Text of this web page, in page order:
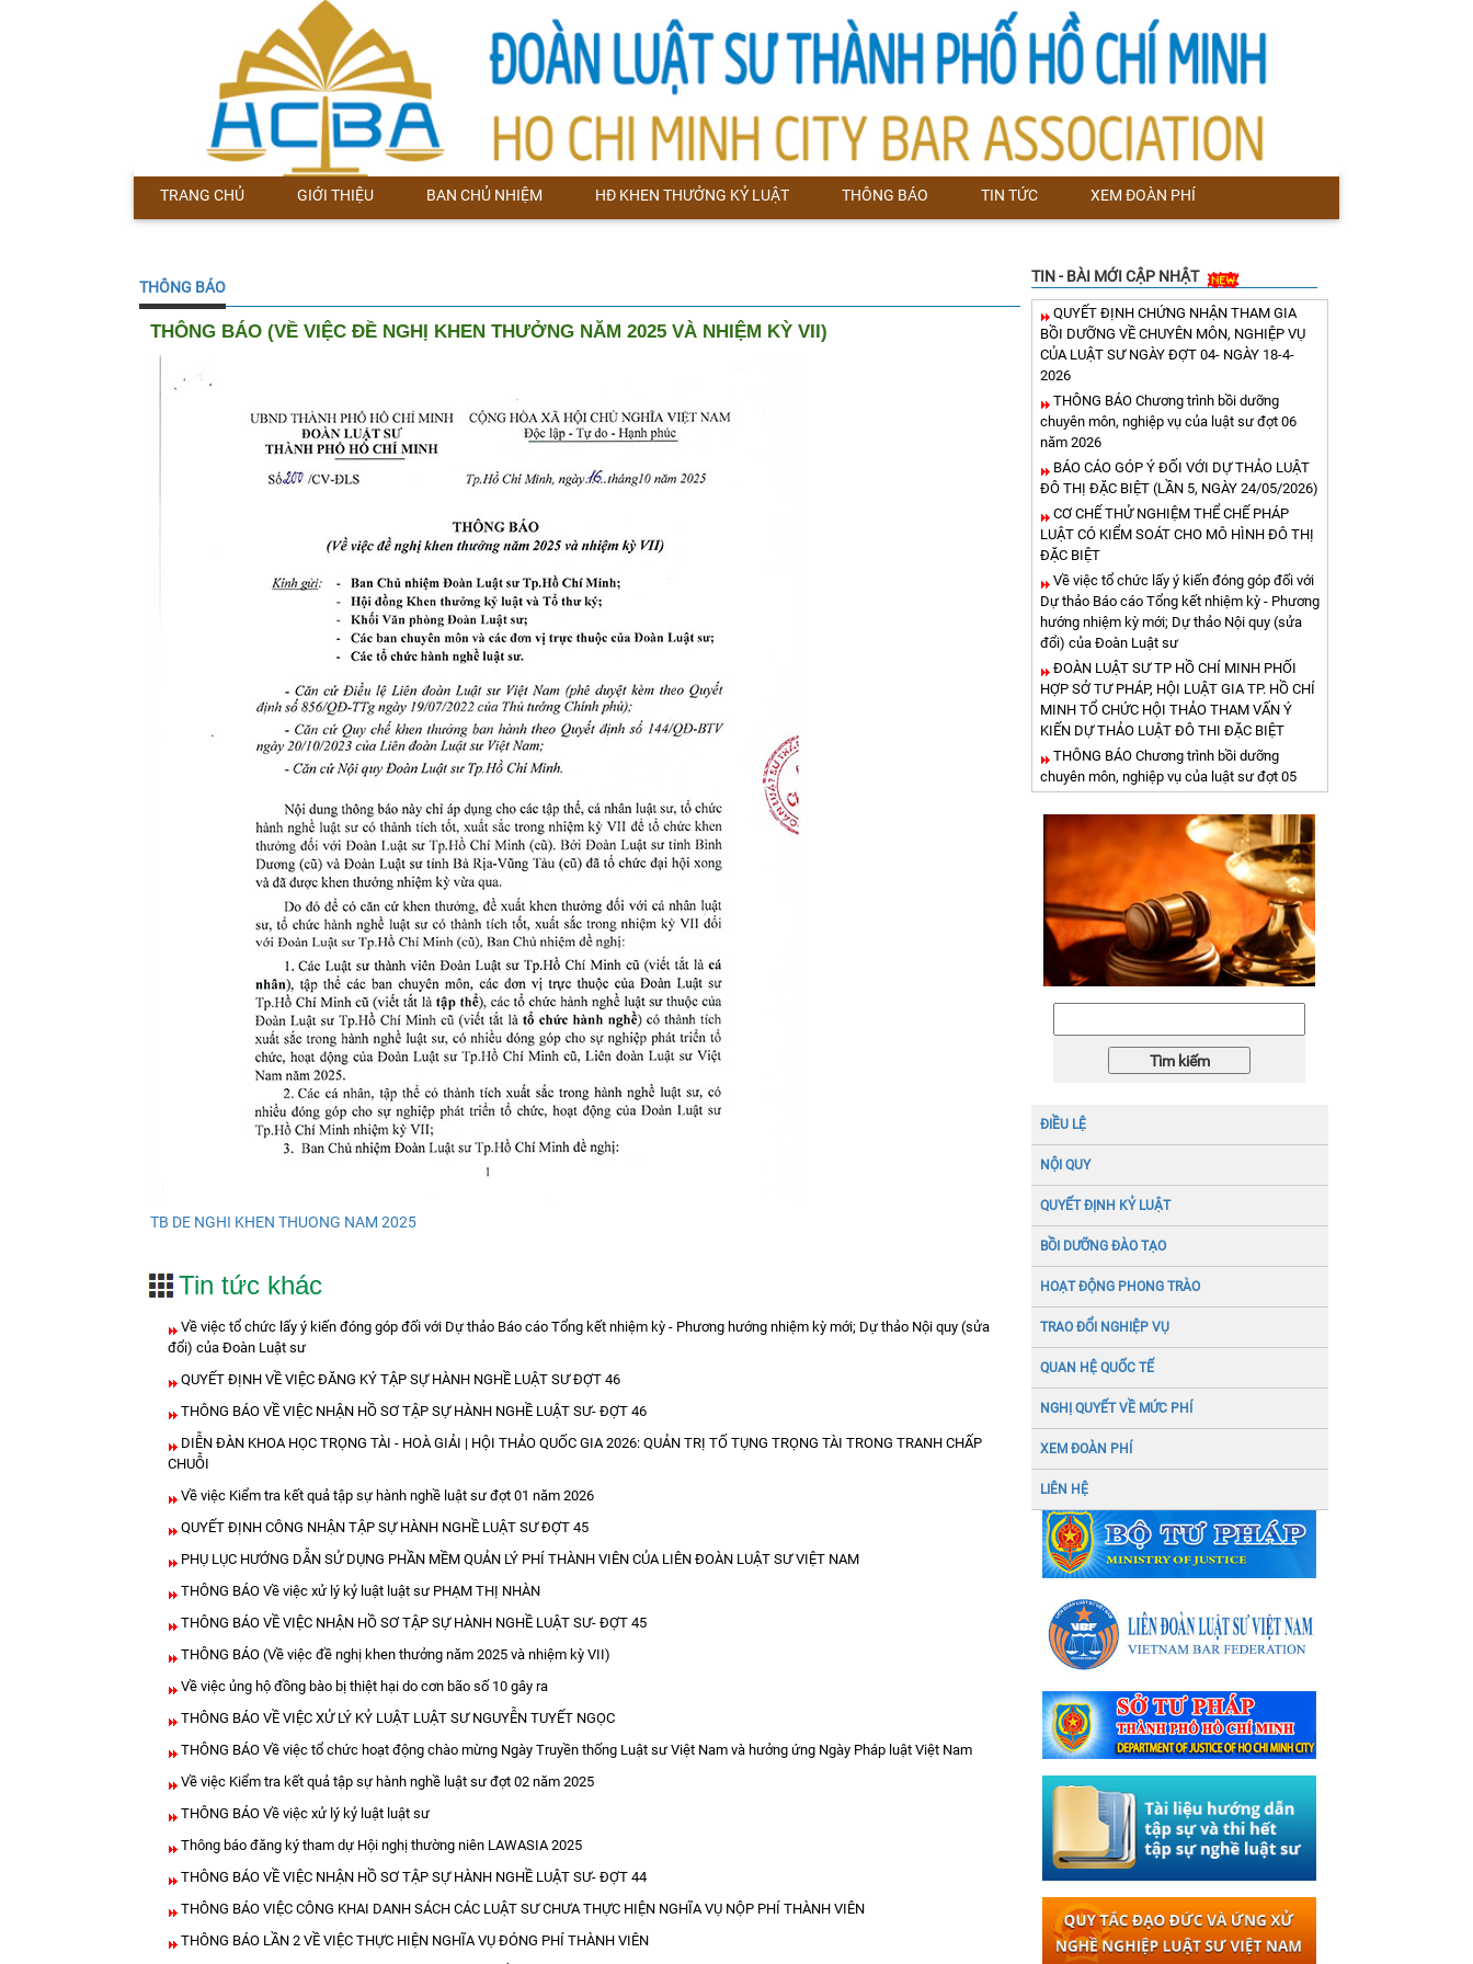
TRANG CHỦ GIỚI THIỆU BAN CHỦ NHIỆM HĐ KHEN THƯỞNG KỶ LUẬT THÔNG BÁO TIN TỨC XEM ĐOÀN PHÍ
THÔNG BÁO
THÔNG BÁO (VỀ VIỆC ĐỀ NGHỊ KHEN THƯỞNG NĂM 2025 VÀ NHIỆM KỲ VII)
TB DE NGHI KHEN THUONG NAM 2025
Tin tức khác
Về việc tổ chức lấy ý kiến đóng góp đối với Dự thảo Báo cáo Tổng kết nhiệm kỳ - Phương hướng nhiệm kỳ mới; Dự thảo Nội quy (sửa
đổi) của Đoàn Luật sư
QUYẾT ĐỊNH VỀ VIỆC ĐĂNG KÝ TẬP SỰ HÀNH NGHỀ LUẬT SƯ ĐỢT 46
THÔNG BÁO VỀ VIỆC NHẬN HỒ SƠ TẬP SỰ HÀNH NGHỀ LUẬT SƯ- ĐỢT 46
DIỄN ĐÀN KHOA HỌC TRỌNG TÀI - HOÀ GIẢI | HỘI THẢO QUỐC GIA 2026: QUẢN TRỊ TỐ TỤNG TRỌNG TÀI TRONG TRANH CHẤP
CHUỖI
Về việc Kiểm tra kết quả tập sự hành nghề luật sư đợt 01 năm 2026
QUYẾT ĐỊNH CÔNG NHẬN TẬP SỰ HÀNH NGHỀ LUẬT SƯ ĐỢT 45
PHỤ LỤC HƯỚNG DẪN SỬ DỤNG PHẦN MỀM QUẢN LÝ PHÍ THÀNH VIÊN CỦA LIÊN ĐOÀN LUẬT SƯ VIỆT NAM
THÔNG BÁO Về việc xử lý kỷ luật luật sư PHẠM THỊ NHÀN
THÔNG BÁO VỀ VIỆC NHẬN HỒ SƠ TẬP SỰ HÀNH NGHỀ LUẬT SƯ- ĐỢT 45
THÔNG BÁO (Về việc đề nghị khen thưởng năm 2025 và nhiệm kỳ VII)
Về việc ủng hộ đồng bào bị thiệt hại do cơn bão số 10 gây ra
THÔNG BÁO VỀ VIỆC XỬ LÝ KỶ LUẬT LUẬT SƯ NGUYỄN TUYẾT NGỌC
THÔNG BÁO Về việc tổ chức hoạt động chào mừng Ngày Truyền thống Luật sư Việt Nam và hưởng ứng Ngày Pháp luật Việt Nam
Về việc Kiểm tra kết quả tập sự hành nghề luật sư đợt 02 năm 2025
THÔNG BÁO Về việc xử lý kỷ luật luật sư
Thông báo đăng ký tham dự Hội nghị thường niên LAWASIA 2025
THÔNG BÁO VỀ VIỆC NHẬN HỒ SƠ TẬP SỰ HÀNH NGHỀ LUẬT SƯ- ĐỢT 44
THÔNG BÁO VIỆC CÔNG KHAI DANH SÁCH CÁC LUẬT SƯ CHƯA THỰC HIỆN NGHĨA VỤ NỘP PHÍ THÀNH VIÊN
THÔNG BÁO LẦN 2 VỀ VIỆC THỰC HIỆN NGHĨA VỤ ĐÓNG PHÍ THÀNH VIÊN
TIN - BÀI MỚI CẬP NHẬT
QUYẾT ĐỊNH CHỨNG NHẬN THAM GIA
BỒI DƯỠNG VỀ CHUYÊN MÔN, NGHIỆP VỤ
CỦA LUẬT SƯ NGÀY ĐỢT 04- NGÀY 18-4-
2026
THÔNG BÁO Chương trình bồi dưỡng
chuyên môn, nghiệp vụ của luật sư đợt 06
năm 2026
BÁO CÁO GÓP Ý ĐỐI VỚI DỰ THẢO LUẬT
ĐÔ THỊ ĐẶC BIỆT (LẦN 5, NGÀY 24/05/2026)
CƠ CHẾ THỬ NGHIỆM THỂ CHẾ PHÁP
LUẬT CÓ KIỂM SOÁT CHO MÔ HÌNH ĐÔ THỊ
ĐẶC BIỆT
Về việc tổ chức lấy ý kiến đóng góp đối với
Dự thảo Báo cáo Tổng kết nhiệm kỳ - Phương
hướng nhiệm kỳ mới; Dự thảo Nội quy (sửa
đổi) của Đoàn Luật sư
ĐOÀN LUẬT SƯ TP HỒ CHÍ MINH PHỐI
HỢP SỞ TƯ PHÁP, HỘI LUẬT GIA TP. HỒ CHÍ
MINH TỔ CHỨC HỘI THẢO THAM VẤN Ý
KIẾN DỰ THẢO LUẬT ĐÔ THI ĐẶC BIỆT
THÔNG BÁO Chương trình bồi dưỡng
chuyên môn, nghiệp vụ của luật sư đợt 05
năm 2026
QUYẾT ĐỊNH CHỨNG NHẬN THAM GIA
BỒI DƯỠNG VỀ CHUYÊN MÔN, NGHIỆP VỤ
CỦA LUẬT SƯ NGÀY ĐỢT 03- NGÀY 18-4-
2026
QUYẾT ĐỊNH VỀ VIỆC ĐĂNG KÝ TẬP SỰ
HÀNH NGHỀ LUẬT SƯ ĐỢT 46
THÔNG BÁO Chương trình bồi dưỡng
chuyên môn, nghiệp vụ của luật sư đợt 04
ĐIỀU LỆ
NỘI QUY
QUYẾT ĐỊNH KỶ LUẬT
BỒI DƯỠNG ĐÀO TẠO
HOẠT ĐỘNG PHONG TRÀO
TRAO ĐỔI NGHIỆP VỤ
QUAN HỆ QUỐC TẾ
NGHỊ QUYẾT VỀ MỨC PHÍ
XEM ĐOÀN PHÍ
LIÊN HỆ